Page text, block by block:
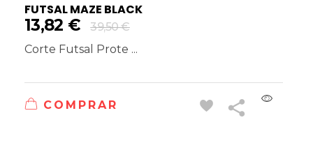
FUTSAL MAZE BLACK
13,82 € 39,50€
Corte Futsal Prote ...
COMPRAR